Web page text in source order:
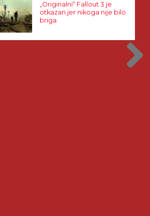
„Originalni“ Fallout 3 je
otkazan jer nikoga nije bilo
briga